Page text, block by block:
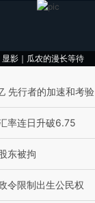
显影｜瓜农的漫长等待
先行者的加速和考验
率连日升破6.75
东被拘
令限制出生公民权